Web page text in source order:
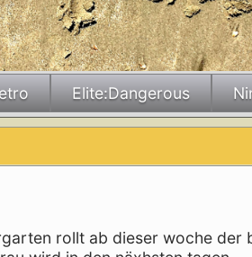
Elite:Dangerous
rollt ab dieser woche der